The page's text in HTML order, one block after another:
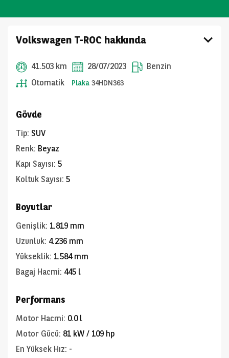
Volkswagen T-ROC hakkında
41.503 km 28/07/2023
Benzin
Otomatik
Plaka 34HDN363
Gövde
Tip: SUV
Renk: Beyaz
Kapı Sayısı: 5
Koltuk Sayısı: 5
Boyutlar
Genişlik: 1.819 mm
Uzunluk: 4.236 mm
Yükseklik: 1.584 mm
Bagaj Hacmi: 445 l
Performans
Motor Hacmi: 0.0 l
Motor Gücü: 81 kW / 109 hp
En Yüksek Hız: -